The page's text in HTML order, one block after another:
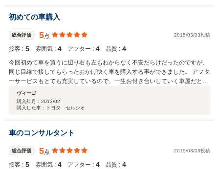
初めての車購入
総合評価 5点 2015/03/03投稿
接客 : 5 雰囲気 : 4 アフター : 4 品質 : 4
今回初めて車を買うに辺り右も左もわからなく不安だらけだったのですが、
同じ目線で接してもらったおかげ快く車を購入する事ができました。 アフタ
ーサービスもとても充実しているので、一生お付き合いしていく車屋だと思
います。
ヴィーゴ
購入年月： 2013/02
購入した車：トヨタ セルシオ
車のコンサルタント
総合評価 5点 2015/03/03投稿
接客 : 5 雰囲気 : 4 アフター : 4 品質 : 4